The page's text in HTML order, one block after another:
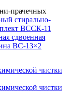
прачечных
стирально-
ВССК-11
сдвоенная
ВС-13×2
чистки
чистки